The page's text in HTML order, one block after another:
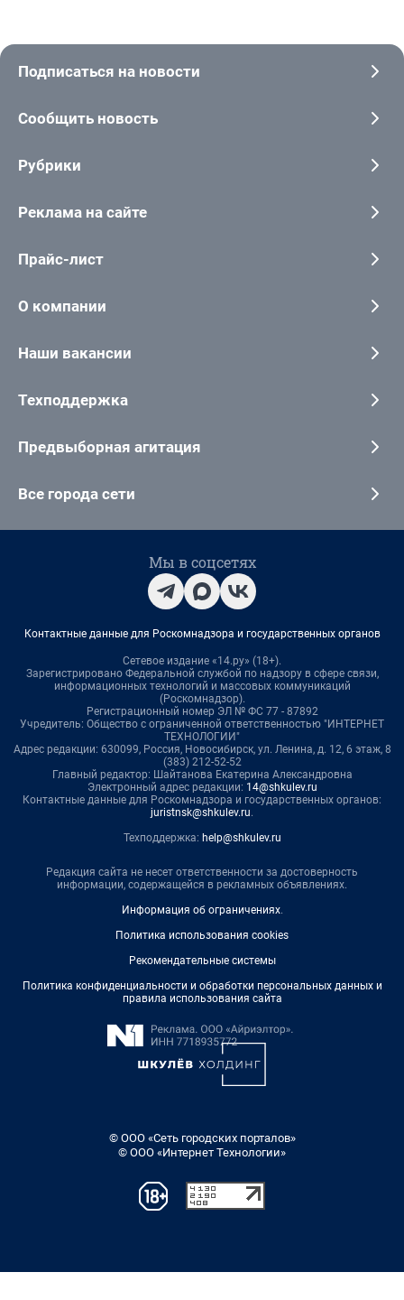
Подписаться на новости
Сообщить новость
Рубрики
Реклама на сайте
Прайс-лист
О компании
Наши вакансии
Техподдержка
Предвыборная агитация
Все города сети
Мы в соцсетях
Контактные данные для Роскомнадзора и государственных органов
Сетевое издание «14.ру» (18+).
Зарегистрировано Федеральной службой по надзору в сфере связи,
информационных технологий и массовых коммуникаций
(Роскомнадзор).
Регистрационный номер ЭЛ № ФС 77 - 87892
Учредитель: Общество с ограниченной ответственностью "ИНТЕРНЕТ
ТЕХНОЛОГИИ"
Адрес редакции: 630099, Россия, Новосибирск, ул. Ленина, д. 12, 6 этаж, 8
(383) 212-52-52
Главный редактор: Шайтанова Екатерина Александровна
Электронный адрес редакции: 14@shkulev.ru
Контактные данные для Роскомнадзора и государственных органов:
juristnsk@shkulev.ru.
Техподдержка: help@shkulev.ru
Редакция сайта не несет ответственности за достоверность
информации, содержащейся в рекламных объявлениях.
Информация об ограничениях.
Политика использования cookies
Рекомендательные системы
Политика конфиденциальности и обработки персональных данных и
правила использования сайта
© ООО «Сеть городских порталов»
© ООО «Интернет Технологии»